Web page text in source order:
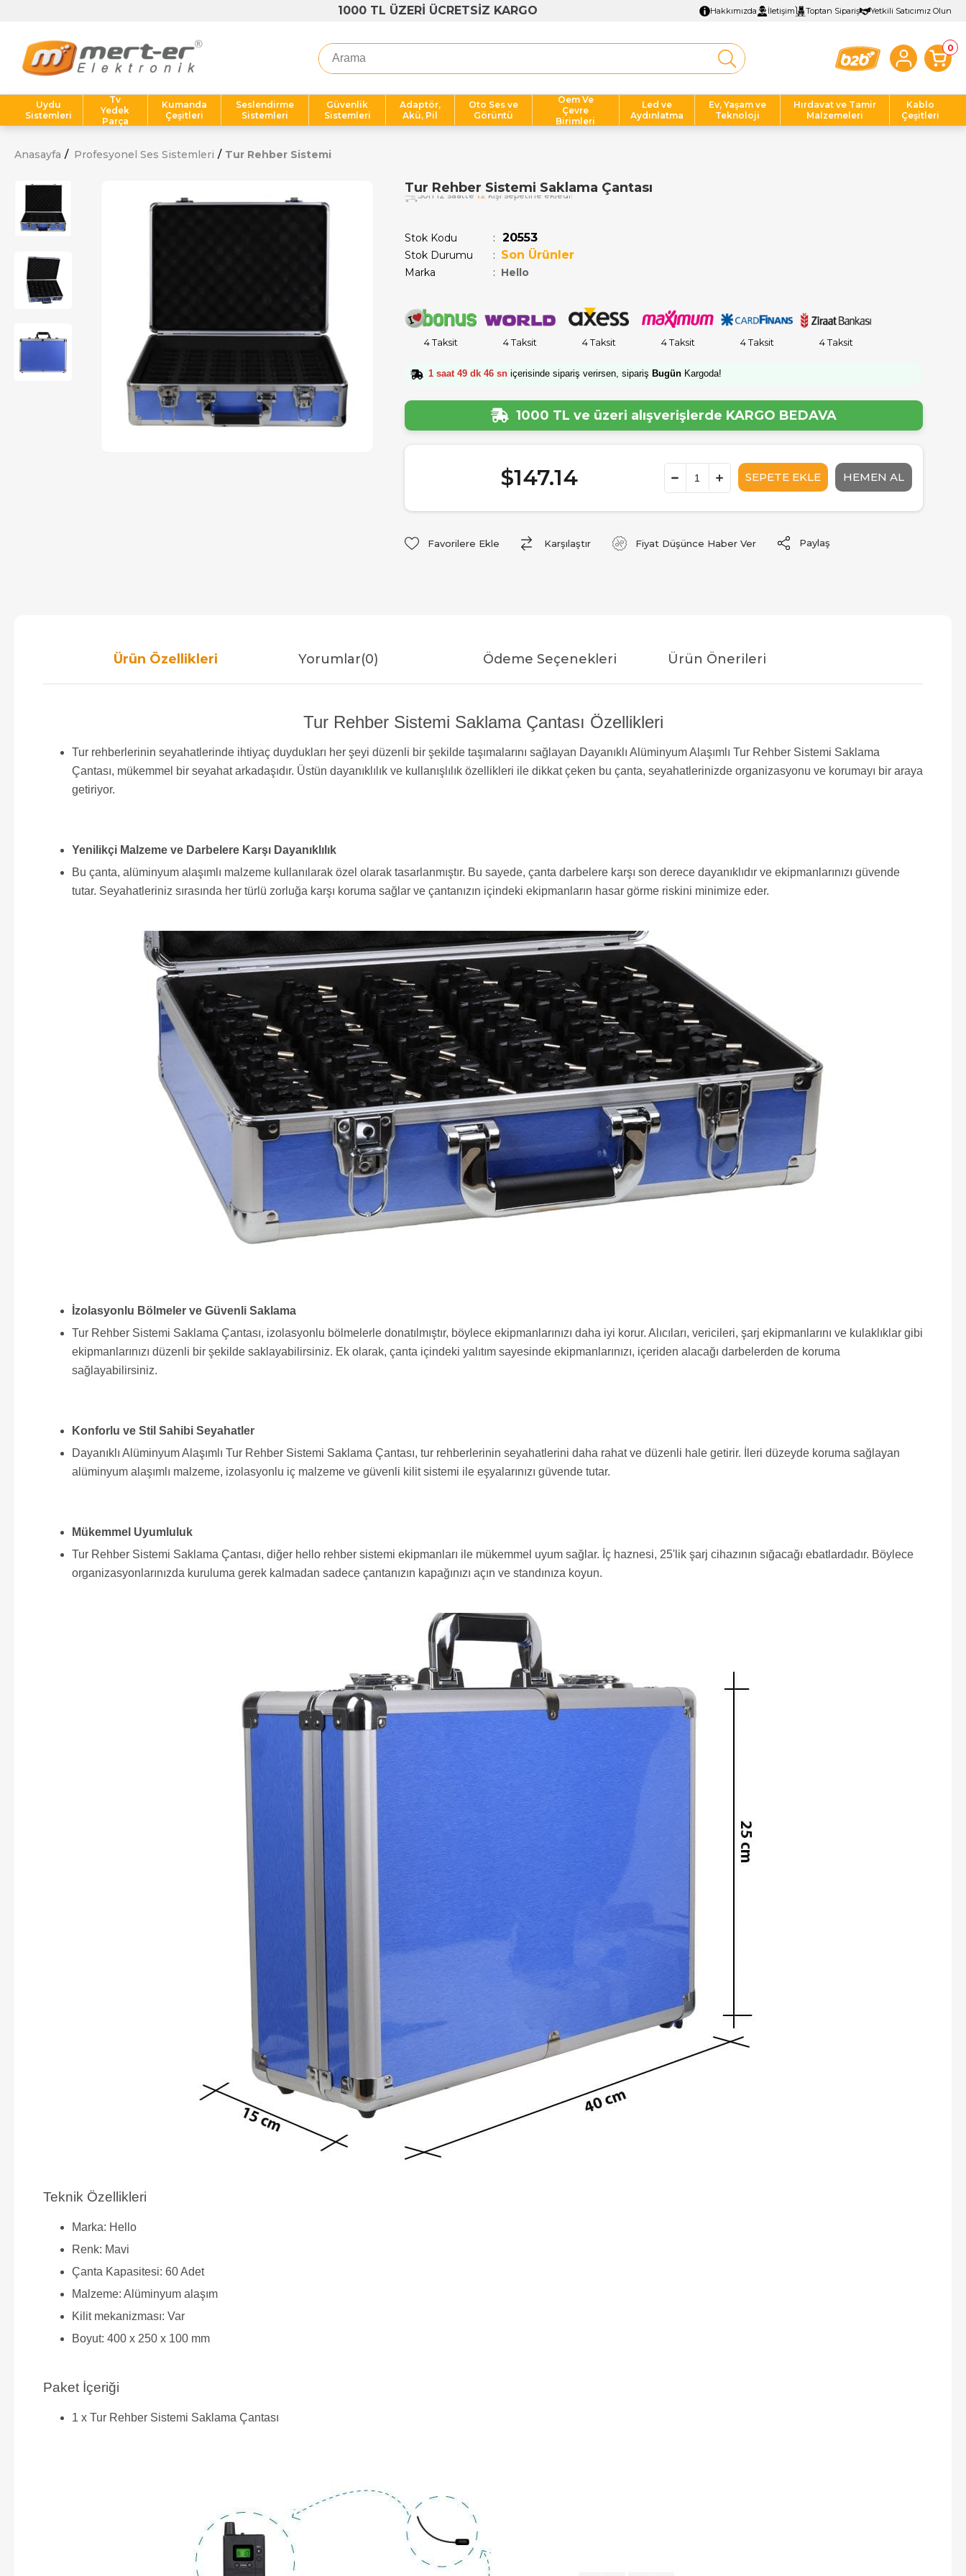
1000 TL ÜZERİ ÜCRETSİZ KARGO Hakkımızda İletişim Toptan Sipariş Yetkili Satıcımız Olun
0
Uydu
Sistemleri
Tv
Yedek
Parça
Kumanda
Çeşitleri
Seslendirme
Sistemleri
Güvenlik
Sistemleri
Adaptör,
Akü, Pil
Oto Ses ve
Görüntü
Oem Ve
Çevre
Birimleri
Led ve
Aydınlatma
Ev, Yaşam ve
Teknoloji
Hırdavat ve Tamir
Malzemeleri
Kablo
Çeşitleri
Anasayfa Profesyonel Ses Sistemleri Tur Rehber Sistemi
Tur Rehber Sistemi Saklama Çantası
kişi sepetine ekledi!
Stok Kodu 20553
Stok Durumu : Son Ürünler
Marka : Hello
4 Taksit 4 Taksit 4 Taksit 4 Taksit 4 Taksit 4 Taksit
1 saat 49 dk 45 sn içerisinde sipariş verirsen, sipariş Bugün Kargoda!
1000 TL ve üzeri alışverişlerde KARGO BEDAVA
$147.14
Favorilere Ekle Karşılaştır Fiyat Düşünce Haber Ver Paylaş
Ürün Özellikleri Yorumlar(0) Ödeme Seçenekleri Ürün Önerileri
Tur Rehber Sistemi Saklama Çantası Özellikleri
Tur rehberlerinin seyahatlerinde ihtiyaç duydukları her şeyi düzenli bir şekilde taşımalarını sağlayan Dayanıklı Alüminyum Alaşımlı Tur Rehber Sistemi Saklama
Çantası, mükemmel bir seyahat arkadaşıdır. Üstün dayanıklılık ve kullanışlılık özellikleri ile dikkat çeken bu çanta, seyahatlerinizde organizasyonu ve korumayı bir araya
getiriyor.
Yenilikçi Malzeme ve Darbelere Karşı Dayanıklılık
Bu çanta, alüminyum alaşımlı malzeme kullanılarak özel olarak tasarlanmıştır. Bu sayede, çanta darbelere karşı son derece dayanıklıdır ve ekipmanlarınızı güvende
tutar. Seyahatleriniz sırasında her türlü zorluğa karşı koruma sağlar ve çantanızın içindeki ekipmanların hasar görme riskini minimize eder.
İzolasyonlu Bölmeler ve Güvenli Saklama
Tur Rehber Sistemi Saklama Çantası, izolasyonlu bölmelerle donatılmıştır, böylece ekipmanlarınızı daha iyi korur. Alıcıları, vericileri, şarj ekipmanlarını ve kulaklıklar gibi
ekipmanlarınızı düzenli bir şekilde saklayabilirsiniz. Ek olarak, çanta içindeki yalıtım sayesinde ekipmanlarınızı, içeriden alacağı darbelerden de koruma
sağlayabilirsiniz.
Konforlu ve Stil Sahibi Seyahatler
Dayanıklı Alüminyum Alaşımlı Tur Rehber Sistemi Saklama Çantası, tur rehberlerinin seyahatlerini daha rahat ve düzenli hale getirir. İleri düzeyde koruma sağlayan
alüminyum alaşımlı malzeme, izolasyonlu iç malzeme ve güvenli kilit sistemi ile eşyalarınızı güvende tutar.
Mükemmel Uyumluluk
Tur Rehber Sistemi Saklama Çantası, diğer hello rehber sistemi ekipmanları ile mükemmel uyum sağlar. İç haznesi, 25'lik şarj cihazının sığacağı ebatlardadır. Böylece
organizasyonlarınızda kuruluma gerek kalmadan sadece çantanızın kapağınızı açın ve standınıza koyun.
Teknik Özellikleri
Marka: Hello
Renk: Mavi
Çanta Kapasitesi: 60 Adet
Malzeme: Alüminyum alaşım
Kilit mekanizması: Var
Boyut: 400 x 250 x 100 mm
Paket İçeriği
1 x Tur Rehber Sistemi Saklama Çantası